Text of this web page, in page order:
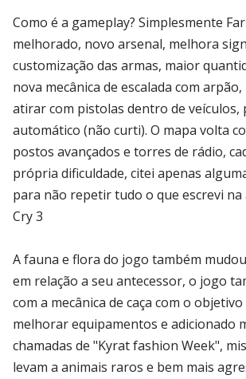
Como é a gameplay? Simplesmente
melhorado, novo arsenal, melhora
customização das armas, maior
nova mecânica de escalada com
atirar com pistolas dentro de veículos,
automático (não curti). O mapa volta
postos avançados e torres de rádio,
própria dificuldade, citei apenas
para não repetir tudo o que escrevi na
Cry 3
A fauna e flora do jogo também
em relação a seu antecessor, o jogo
com a mecânica de caça com o
melhorar equipamentos e adicionado
chamadas de "Kyrat fashion Week",
levam a animais raros e bem mais